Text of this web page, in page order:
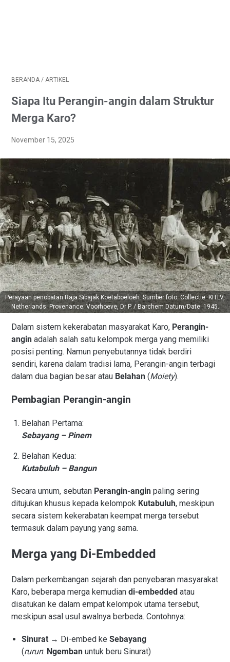
BERANDA / ARTIKEL
Siapa Itu Perangin-angin dalam Struktur
Merga Karo?
November 15, 2025
Perayaan penobatan Raja Sibajak Koetaboeloeh. Sumber foto: Collectie: KITLV,
Netherlands. Provenance: Voorhoeve, Dr P. / Barchem Datum/Date: 1945.
Dalam sistem kekerabatan masyarakat Karo, Perangin-
angin adalah salah satu kelompok merga yang memiliki
posisi penting. Namun penyebutannya tidak berdiri
sendiri, karena dalam tradisi lama, Perangin-angin terbagi
dalam dua bagian besar atau Belahan (Moiety).
Pembagian Perangin-angin
Belahan Pertama:
Sebayang – Pinem
Belahan Kedua:
Kutabuluh – Bangun
Secara umum, sebutan Perangin-angin paling sering
ditujukan khusus kepada kelompok Kutabuluh, meskipun
secara sistem kekerabatan keempat merga tersebut
termasuk dalam payung yang sama.
Merga yang Di-Embedded
Dalam perkembangan sejarah dan penyebaran masyarakat
Karo, beberapa merga kemudian di-embedded atau
disatukan ke dalam empat kelompok utama tersebut,
meskipun asal usul awalnya berbeda. Contohnya:
Sinurat → Di-embed ke Sebayang
(rurun: Ngemban untuk beru Sinurat)